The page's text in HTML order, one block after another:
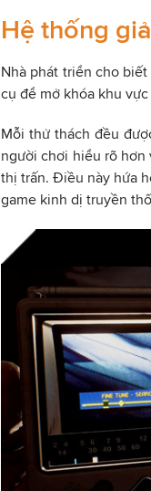
Hệ thống
Nhà phát triển cho
cụ để mở khóa khu
Mỗi thử thách đều
người chơi hiểu rõ hơn
thị trấn. Điều này hứa
game kinh dị truyền